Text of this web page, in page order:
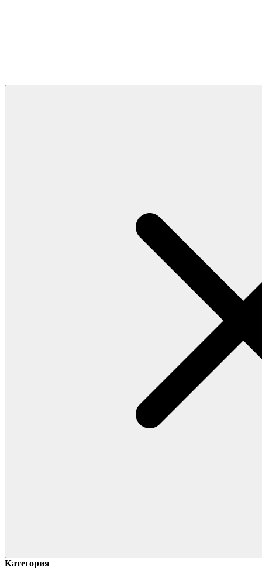
Категория